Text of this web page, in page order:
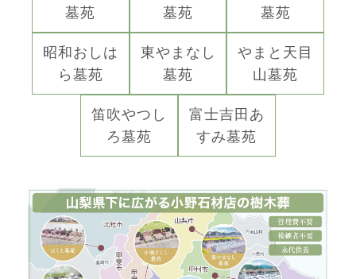
墓苑
墓苑
墓苑
昭和おしは
ら墓苑
東やまなし
墓苑
やまと天目
山墓苑
笛吹やつし
ろ墓苑
富士吉田あ
すみ墓苑